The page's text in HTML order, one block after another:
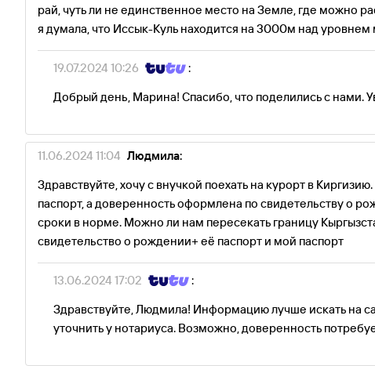
рай, чуть ли не единственное место на Земле, где можно
я думала, что Иссык-Куль находится на 3000м над уровнем
19.07.2024 10:26
:
Добрый день, Марина! Спасибо, что поделились с нами.
11.06.2024 11:04 Людмила:
Здравствуйте, хочу с внучкой поехать на курорт в
паспорт, а доверенность оформлена по свидетельству о
сроки в норме. Можно ли нам пересекать границу
свидетельство о рождении+ её паспорт и мой паспорт
13.06.2024 17:02
:
Здравствуйте, Людмила! Информацию лучше искать на
уточнить у нотариуса. Возможно, доверенность